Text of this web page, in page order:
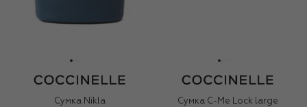
Сумка Nikla
Сумка C-Me Lock large